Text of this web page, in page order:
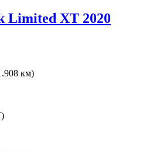
Limited XT 2020
км)